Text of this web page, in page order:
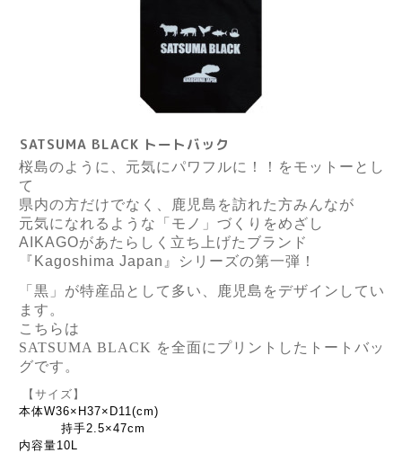
SATSUMA BLACK トートバック
桜島のように、元気にパワフルに！！をモットーとし
て
県内の方だけでなく、鹿児島を訪れた方みんなが
元気になれるような「モノ」づくりをめざし
AIKAGOがあたらしく立ち上げたブランド
『 Kagoshima Japan 』シリーズの第一弾！
「黒」が特産品として多い、鹿児島をデザインしてい
ます。
こちらは
SATSUMA BLACK を全面にプリントしたトートバッ
グです。
【サイズ】
本体W36×H37×D11(cm)
持手2.5×47cm
内容量10L